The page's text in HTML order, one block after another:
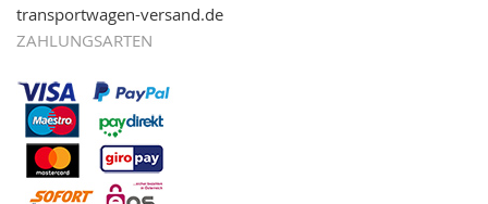
transportwagen-versand.de
ZAHLUNGSARTEN